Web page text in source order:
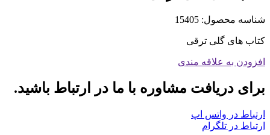
شناسه محصول: 15405
کتاب های گلی ترقی
افزودن به علاقه مندی
برای دریافت مشاوره با ما در ارتباط باشید.
ارتباط در واتس اپ
ارتباط در تلگرام